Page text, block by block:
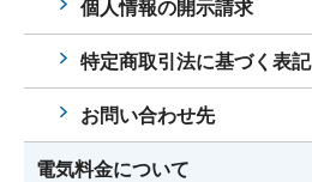
個人情報の開示請求
特定商取引法に基づく表記
お問い合わせ先
電気料金について